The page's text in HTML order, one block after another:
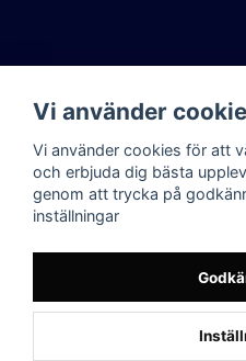
Powered by
Vi använder
Vi använder cookies för att
och erbjuda dig bästa
genom att trycka på
inställningar